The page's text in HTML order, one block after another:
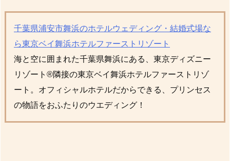
千葉県浦安市舞浜のホテルウェディング・結婚式場な
ら東京ベイ舞浜ホテルファーストリゾート
海と空に囲まれた千葉県舞浜にある、東京ディズニー
リゾート®隣接の東京ベイ舞浜ホテルファーストリゾ
ート。オフィシャルホテルだからできる、プリンセス
の物語をおふたりのウエディング！